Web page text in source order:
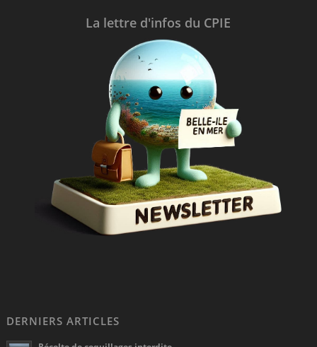
La lettre d'infos du CPIE
DERNIERS ARTICLES